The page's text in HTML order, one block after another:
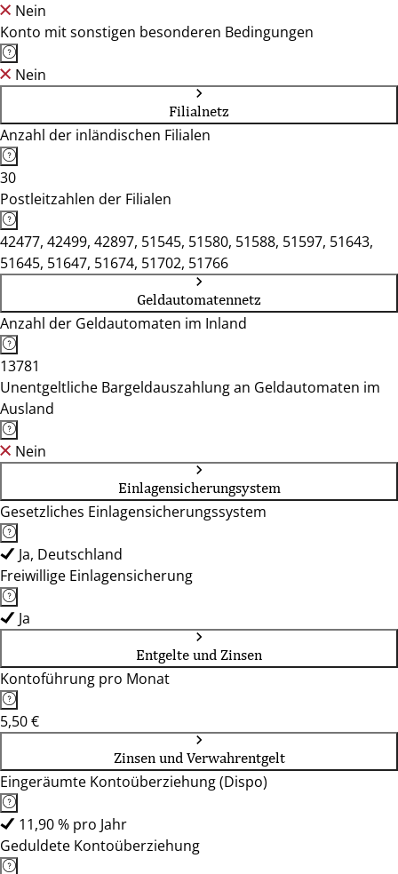
Nein
Konto mit sonstigen besonderen Bedingungen
Nein
Filialnetz
Anzahl der inländischen Filialen
30
Postleitzahlen der Filialen
42477, 42499, 42897, 51545, 51580, 51588, 51597, 51643,
51645, 51647, 51674, 51702, 51766
Geldautomatennetz
Anzahl der Geldautomaten im Inland
13781
Unentgeltliche Bargeldauszahlung an Geldautomaten im
Ausland
Nein
Einlagensicherungsystem
Gesetzliches Einlagensicherungssystem
Ja, Deutschland
Freiwillige Einlagensicherung
Ja
Entgelte und Zinsen
Kontoführung pro Monat
5,50 €
Zinsen und Verwahrentgelt
Eingeräumte Kontoüberziehung (Dispo)
11,90 % pro Jahr
Geduldete Kontoüberziehung